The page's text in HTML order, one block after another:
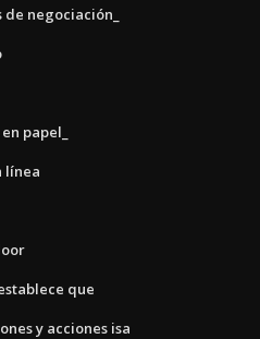
negociación_
papel_
línea
que
y acciones isa